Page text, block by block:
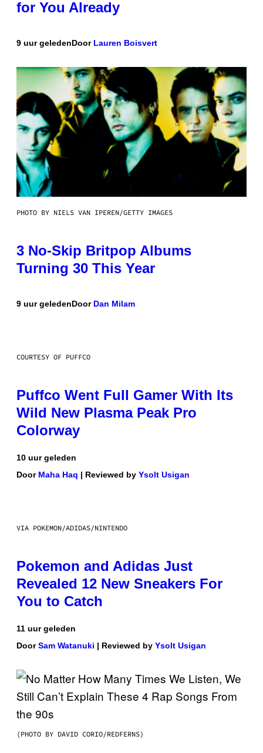
for You Already
9 uur geledenDoor Lauren Boisvert
PHOTO BY NIELS VAN IPEREN/GETTY IMAGES
3 No-Skip Britpop Albums
Turning 30 This Year
9 uur geledenDoor Dan Milam
COURTESY OF PUFFCO
Puffco Went Full Gamer With Its
Wild New Plasma Peak Pro
Colorway
10 uur geleden
Door Maha Haq | Reviewed by Ysolt Usigan
VIA POKEMON/ADIDAS/NINTENDO
Pokemon and Adidas Just
Revealed 12 New Sneakers For
You to Catch
11 uur geleden
DoorSam Watanuki | Reviewed by Ysolt Usigan
(PHOTO BY DAVID CORIO/REDFERNS)